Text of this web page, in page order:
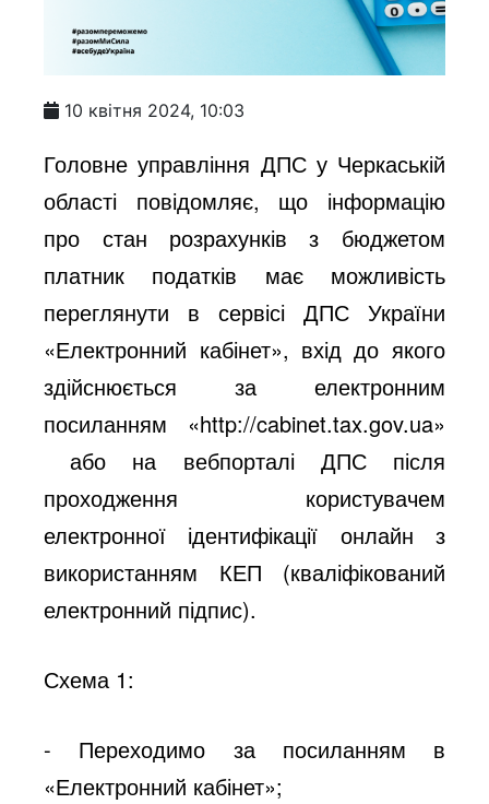
10 квітня 2024, 10:03
Головне управління ДПС у Черкаській
області повідомляє, що інформацію
про стан розрахунків з бюджетом
платник податків має можливість
переглянути в сервісі ДПС України
«Електронний кабінет», вхід до якого
здійснюється за електронним
посиланням «http://cabinet.tax.gov.ua»
або на вебпорталі ДПС після
проходження користувачем
електронної ідентифікації онлайн з
використанням КЕП (кваліфікований
електронний підпис).
Схема 1:
- Переходимо за посиланням в
«Електронний кабінет»;